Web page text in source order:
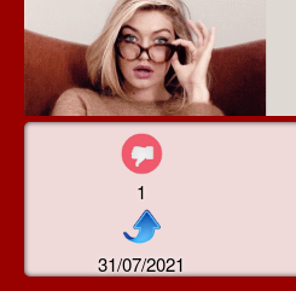
1
31/07/2021